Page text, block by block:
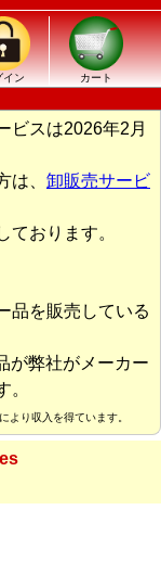
イン カート
ビスは2026年2月
は、 卸販売サービ
ております。
品を販売している
が弊社がメーカー
。
より収入を得ています。